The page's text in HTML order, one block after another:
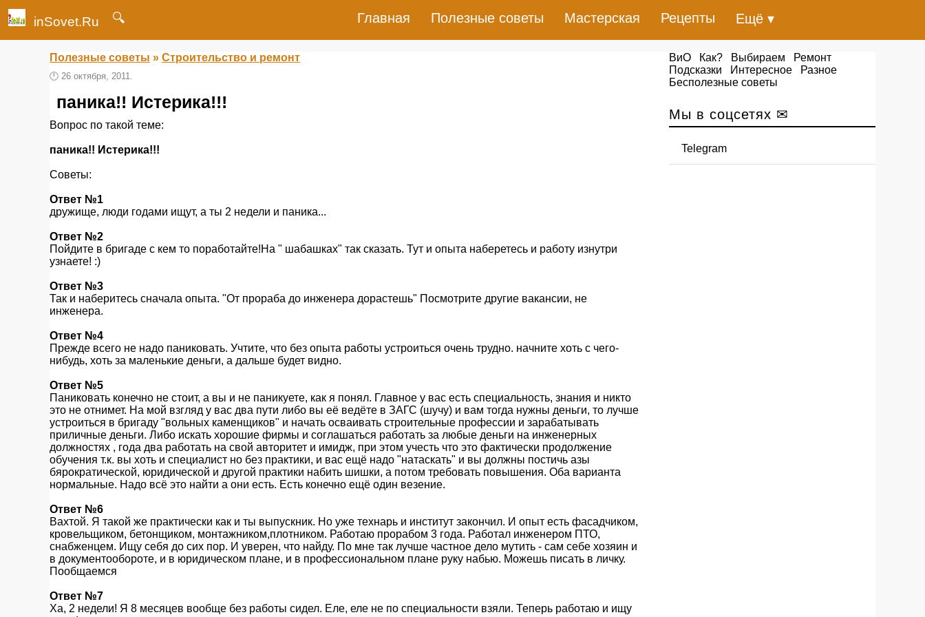
inSovet.Ru 🔍 Главная Полезные советы Мастерская Рецепты Ещё ▾
Полезные советы » Строительство и ремонт
🕛 26 октября, 2011.
паника!! Истерика!!!
Вопрос по такой теме:
паника!! Истерика!!!
Советы:
Ответ №1
дружище, люди годами ищут, а ты 2 недели и паника...
Ответ №2
Пойдите в бригаде с кем то поработайте!На " шабашках" так сказать. Тут и опыта наберетесь и работу изнутри
узнаете! :)
Ответ №3
Так и наберитесь сначала опыта. "От прораба до инженера дорастешь" Посмотрите другие вакансии, не
инженера.
Ответ №4
Прежде всего не надо паниковать. Учтите, что без опыта работы устроиться очень трудно. начните хоть с чего-
нибудь, хоть за маленькие деньги, а дальше будет видно.
Ответ №5
Паниковать конечно не стоит, а вы и не паникуете, как я понял. Главное у вас есть специальность, знания и никто
это не отнимет. На мой взгляд у вас два пути либо вы её ведёте в ЗАГС (шучу) и вам тогда нужны деньги, то лучше
устроиться в бригаду "вольных каменщиков" и начать осваивать строительные профессии и зарабатывать
приличные деньги. Либо искать хорошие фирмы и соглашаться работать за любые деньги на инженерных
должностях , года два работать на свой авторитет и имидж, при этом учесть что это фактически продолжение
обучения т.к. вы хоть и специалист но без практики, и вас ещё надо "натаскать" и вы должны постичь азы
бярократической, юридической и другой практики набить шишки, а потом требовать повышения. Оба варианта
нормальные. Надо всё это найти а они есть. Есть конечно ещё один везение.
Ответ №6
Вахтой. Я такой же практически как и ты выпускник. Но уже технарь и институт закончил. И опыт есть фасадчиком,
кровельщиком, бетонщиком, монтажником,плотником. Работаю прорабом 3 года. Работал инженером ПТО,
снабженцем. Ищу себя до сих пор. И уверен, что найду. По мне так лучше частное дело мутить - сам себе хозяин и
в документообороте, и в юридическом плане, и в профессиональном плане руку набью. Можешь писать в личку.
Пообщаемся
Ответ №7
Ха, 2 недели! Я 8 месяцев вообще без работы сидел. Еле, еле не по специальности взяли. Теперь работаю и ищу
ВиО Как? Выбираем
Ремонт
Подсказки
Интересное
Разное
Бесполезные советы
Мы в соцсетях ✉
Telegram